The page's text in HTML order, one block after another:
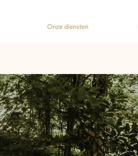
Onze diensten